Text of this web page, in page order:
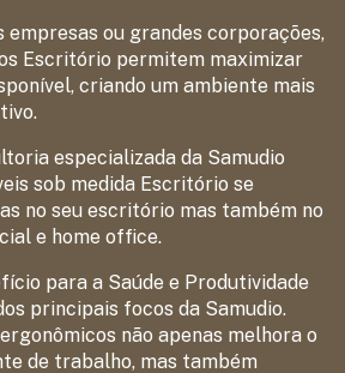
empresas ou grandes corporações,
Escritório permitem maximizar
criando um ambiente mais
especializada da Samudio
sob medida Escritório se
no seu escritório mas também no
e home office.
para a Saúde e Produtividade
principais focos da Samudio.
não apenas melhora o
de trabalho, mas também